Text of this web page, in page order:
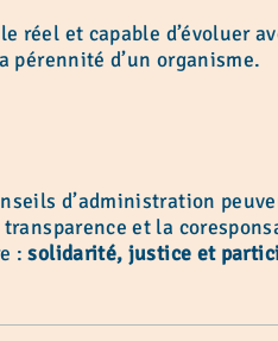
réel et capable d’évoluer
pérennité d’un organisme.
d’administration
et la
:solidarité, justice et